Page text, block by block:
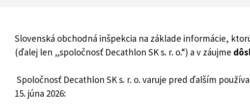
Slovenská obchodná inšpekcia na základe informácie,
(ďalej len „spoločnosť Decathlon SK s. r. o.“) a v záujme
Spoločnosť Decathlon SK s. r. o. varuje pred ďalším
15. júna 2026: